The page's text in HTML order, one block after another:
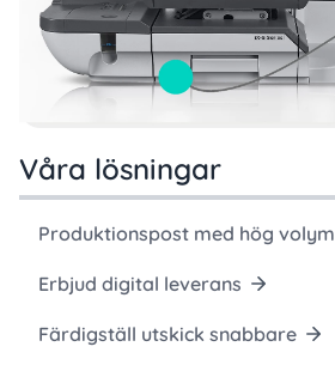
Våra lösningar
Produktionspost med hög volym
Erbjud digital leverans
Färdigställ utskick snabbare